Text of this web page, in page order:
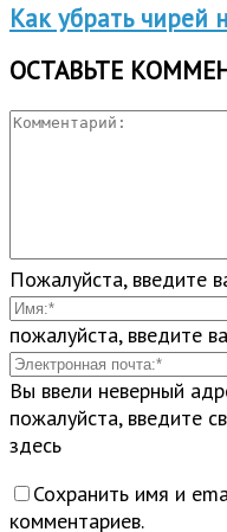
Как убрать чирей
ОСТАВЬТЕ
Пожалуйста, введите
пожалуйста, введите
Вы ввели неверный
пожалуйста, введите
здесь
Сохранить имя и
комментариев.